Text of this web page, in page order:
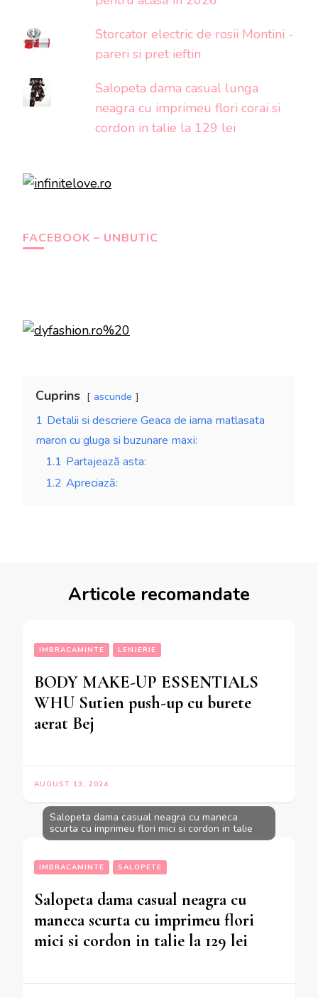
Storcator electric de rosii Montini -
pareri si pret ieftin
Salopeta dama casual lunga
neagra cu imprimeu flori corai si
cordon in talie la 129 lei
FACEBOOK – UNBUTIC
Cuprins ascunde
1 Detalii si descriere Geaca de iarna matlasata
maron cu gluga si buzunare maxi:
1.1 Partajează asta:
1.2 Apreciază:
Articole recomandate
IMBRACAMINTE LENJERIE
BODY MAKE-UP ESSENTIALS
WHU Sutien push-up cu burete
aerat Bej
AUGUST 13, 2024
Salopeta dama casual neagra cu maneca
scurta cu imprimeu flori mici si cordon in talie
IMBRACAMINTE SALOPETE
Salopeta dama casual neagra cu
maneca scurta cu imprimeu flori
mici si cordon in talie la 129 lei